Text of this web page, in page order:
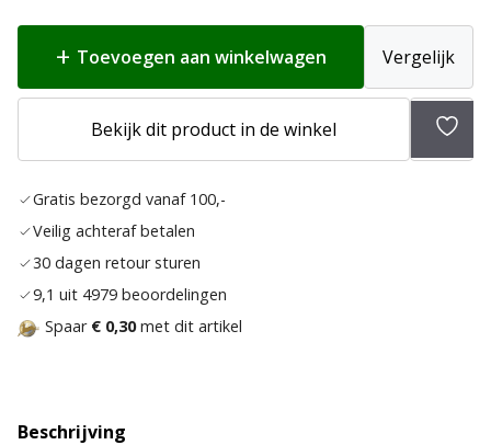
Toevoegen aan winkelwagen Vergelijk
Bekijk dit product in de winkel
Gratis bezorgd vanaf 100,-
Veilig achteraf betalen
30 dagen retour sturen
9,1 uit 4979 beoordelingen
Spaar € 0,30met dit artikel
Beschrijving